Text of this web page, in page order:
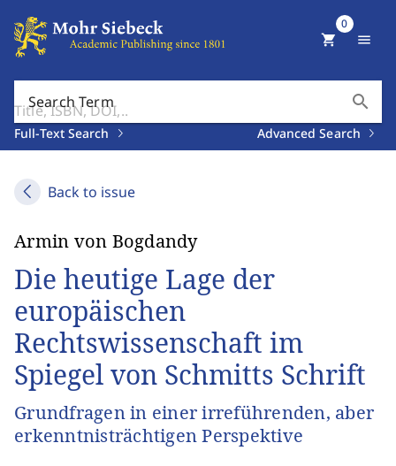
Search Term search
Full-Text Search Advanced Search
shopping_cart
0
menu
Back to issue
Armin von Bogdandy
Die heutige Lage der
europäischen
Rechtswissenschaft im
Spiegel von Schmitts Schrift
Grundfragen in einer irreführenden, aber
erkenntnisträchtigen Perspektive